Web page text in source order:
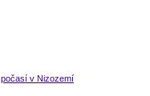
počasí v Nizozemí